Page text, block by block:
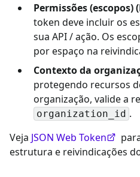
Permissões (escopos)
token deve incluir os
sua API / ação. Os
por espaço na
Contexto da
protegendo recursos
organização, valide a
organization_id .
Veja JSON Web Token
estrutura e reivindicações do